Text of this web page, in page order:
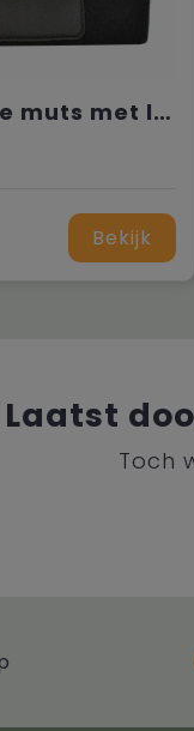
Gebreide muts met label
Bekijk
Laatst
Toch